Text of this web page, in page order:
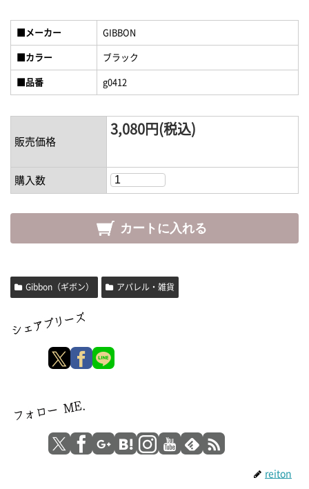
■メーカー GIBBON
■カラー ブラック
■品番 g0412
販売価格
3,080円(税込)
購入数
Gibbon（ギボン） アパレル・雑貨
reiton